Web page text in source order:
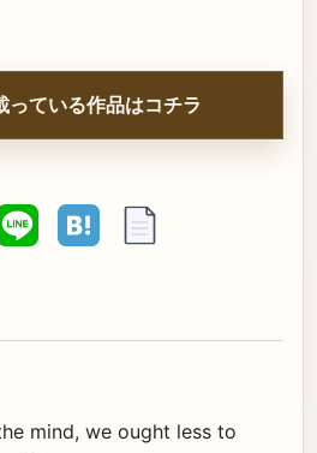
っている作品はコチラ
mind, we ought less to